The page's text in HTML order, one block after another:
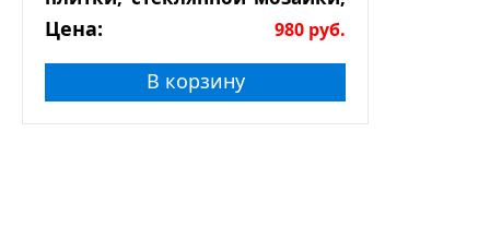
натурального камня
Цена: 980 руб.
В корзину